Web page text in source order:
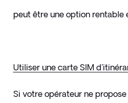
peut être une option rentable
Utiliser une carte SIM
Si votre opérateur ne